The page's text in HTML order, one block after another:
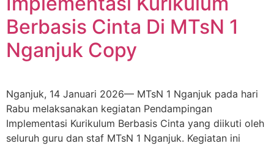
Berbasis Cinta Di MTsN 1
Nganjuk Copy
Nganjuk, 14 Januari 2026— MTsN 1 Nganjuk pada hari
Rabu melaksanakan kegiatan Pendampingan
Implementasi Kurikulum Berbasis Cinta yang diikuti oleh
seluruh guru dan staf MTsN 1 Nganjuk. Kegiatan ini